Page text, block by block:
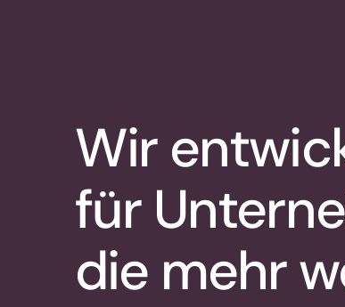
Wir
für
die mehr